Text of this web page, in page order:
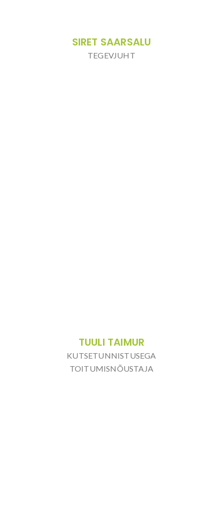
SIRET SAARSALU
TEGEVJUHT
TUULI TAIMUR
KUTSETUNNISTUSEGA
TOITUMISNÕUSTAJA